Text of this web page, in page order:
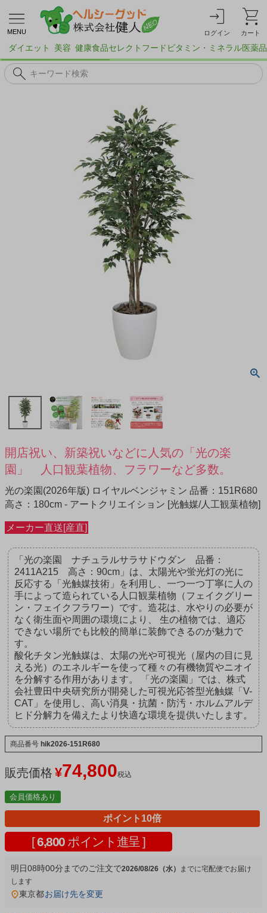
MENU ログイン カート
ダイエット 美容 健康食品セレクトフード ビタミン・ミネラル医薬品
開店祝い、新築祝いなどに人気の「光の楽
園」 人口観葉植物、フラワーなど多数。
光の楽園(2026年版) ロイヤルベンジャミン 品番：151R680
高さ：180cm - アートクリエイション [光触媒/人工観葉植物]
メーカー直送[産直]
「光の楽園 ナチュラルサラサドウダン 品番：
2411A215 高さ：90cm」は、太陽光や蛍光灯の光に
反応する「光触媒技術」を利用し、一つ一つ丁寧に人の
手によって造られている人口観葉植物（フェイクグリー
ン・フェイクフラワー）です。造花は、水やりの必要が
なく衛生面や周囲の環境により、 生の植物では、適応
できない場所でも比較的簡単に装飾できるのが魅力で
す。
酸化チタン光触媒は、太陽の光や可視光（屋内の目に見
える光）のエネルギーを使って種々の有機物質やニオイ
を分解する作用があります。 「光の楽園」では、株式
会社豊田中央研究所が開発した可視光応答型光触媒「V-
CAT」を使用し、高い消臭・抗菌・防汚・ホルムアルデ
ヒド分解力を備えたより快適な環境を提供いたします。
商品番号 hik2026-151R680
販売価格 ¥74,800税込
会員価格あり
ポイント10倍
[6,800 ポイント進呈 ]
明日08時00分 までのご注文で2026/08/26（水） 宅配便
東京都お届け先を変更